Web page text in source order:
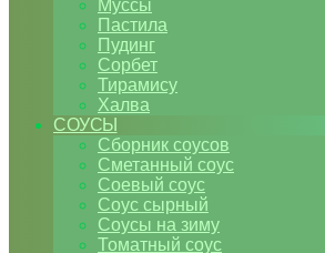
Муссы
Пастила
Пудинг
Сорбет
Тирамису
Халва
СОУСЫ
Сборник соусов
Сметанный соус
Соевый соус
Соус сырный
Соусы на зиму
Томатный соус